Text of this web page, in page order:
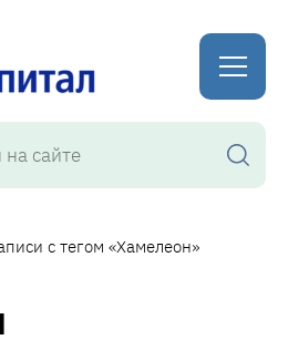
с тегом «Хамелеон»